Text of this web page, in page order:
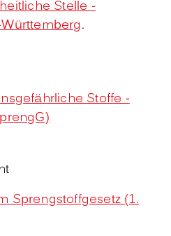
Stelle -
.
Stoffe -
Sprengstoffgesetz (1.